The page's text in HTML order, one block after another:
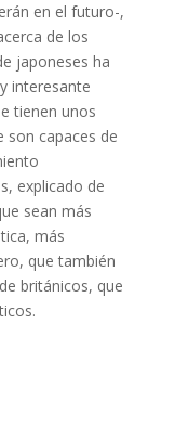
en el futuro-,
de los
japoneses ha
interesante
tienen unos
son capaces de
explicado de
sean más
más
que también
británicos, que